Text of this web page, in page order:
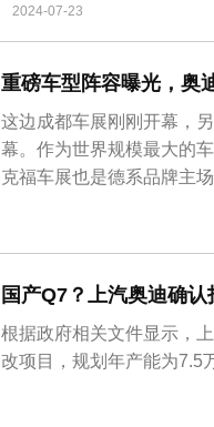
2024-07-23
重磅车型阵容曝光，奥
这边成都车展刚刚开幕，
幕。作为世界规模最大的
克福车展也是德系品牌主
相。其中，全新RS 6
车展。此外，电动方程...
国产Q7？上汽奥迪确
根据政府相关文件显示，
改项目，规划年产能为7.5